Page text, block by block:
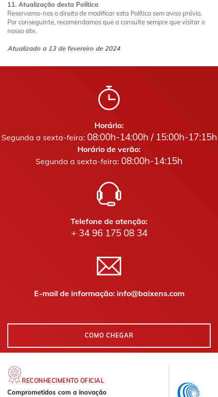
11. Atualização desta Política
Reservamo-nos o direito de modificar esta Política sem aviso prévio.
Por conseguinte, recomendamos que a consulte sempre que visitar o
nosso site.
Atualizado a 13 de fevereiro de 2024
Horário:
Segunda a sexta-feira: 08:00h-14:00h / 15:00h-17:15h
Horário de verão:
Segunda a sexta-feira: 08:00h-14:15h
Telefone de atenção:
+ 34 96 175 08 34
E-mail de informação: info@baixens.com
COMO CHEGAR
RECONHECIMENTO OFICIAL
Comprometidos com a inovação